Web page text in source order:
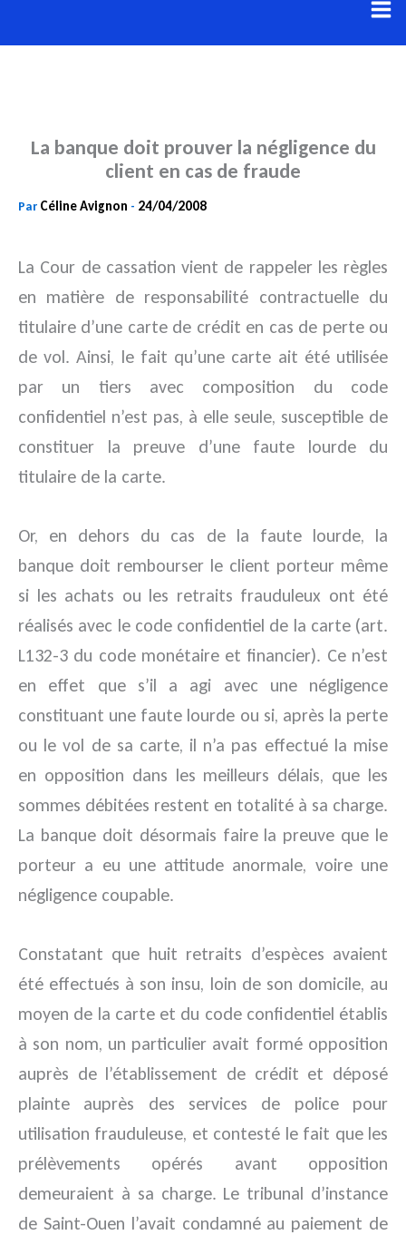
au
La banque doit prouver la négligence du
client en cas de fraude
Par Céline Avignon - 24/04/2008
La Cour de cassation vient de rappeler les règles
en matière de responsabilité contractuelle du
titulaire d’une carte de crédit en cas de perte ou
de vol. Ainsi, le fait qu’une carte ait été utilisée
par un tiers avec composition du code
confidentiel n’est pas, à elle seule, susceptible de
constituer la preuve d’une faute lourde du
titulaire de la carte.
Or, en dehors du cas de la faute lourde, la
banque doit rembourser le client porteur même
si les achats ou les retraits frauduleux ont été
réalisés avec le code confidentiel de la carte (art.
L132-3 du code monétaire et financier). Ce n’est
en effet que s’il a agi avec une négligence
constituant une faute lourde ou si, après la perte
ou le vol de sa carte, il n’a pas effectué la mise
en opposition dans les meilleurs délais, que les
sommes débitées restent en totalité à sa charge.
La banque doit désormais faire la preuve que le
porteur a eu une attitude anormale, voire une
négligence coupable.
Constatant que huit retraits d’espèces avaient
été effectués à son insu, loin de son domicile, au
moyen de la carte et du code confidentiel établis
à son nom, un particulier avait formé opposition
auprès de l’établissement de crédit et déposé
plainte auprès des services de police pour
utilisation frauduleuse, et contesté le fait que les
prélèvements opérés avant opposition
demeuraient à sa charge. Le tribunal d’instance
de Saint-Ouen l’avait condamné au paiement de